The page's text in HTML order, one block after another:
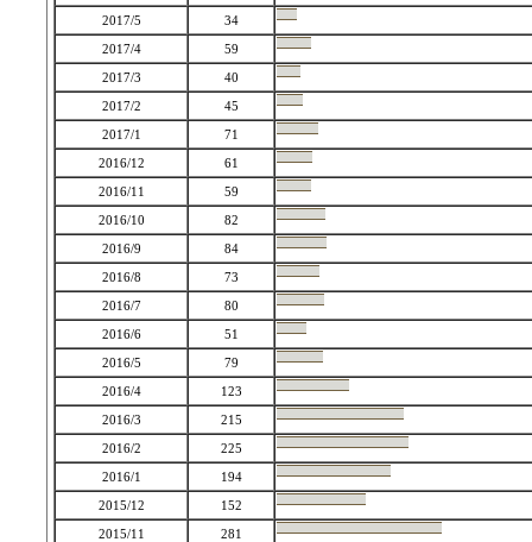
2017/5
34
2017/4
59
2017/3
40
2017/2
45
2017/1
71
2016/12
61
2016/11
59
2016/10
82
2016/9
84
2016/8
73
2016/7
80
2016/6
51
2016/5
79
2016/4
123
2016/3
215
2016/2
225
2016/1
194
2015/12
152
2015/11
281